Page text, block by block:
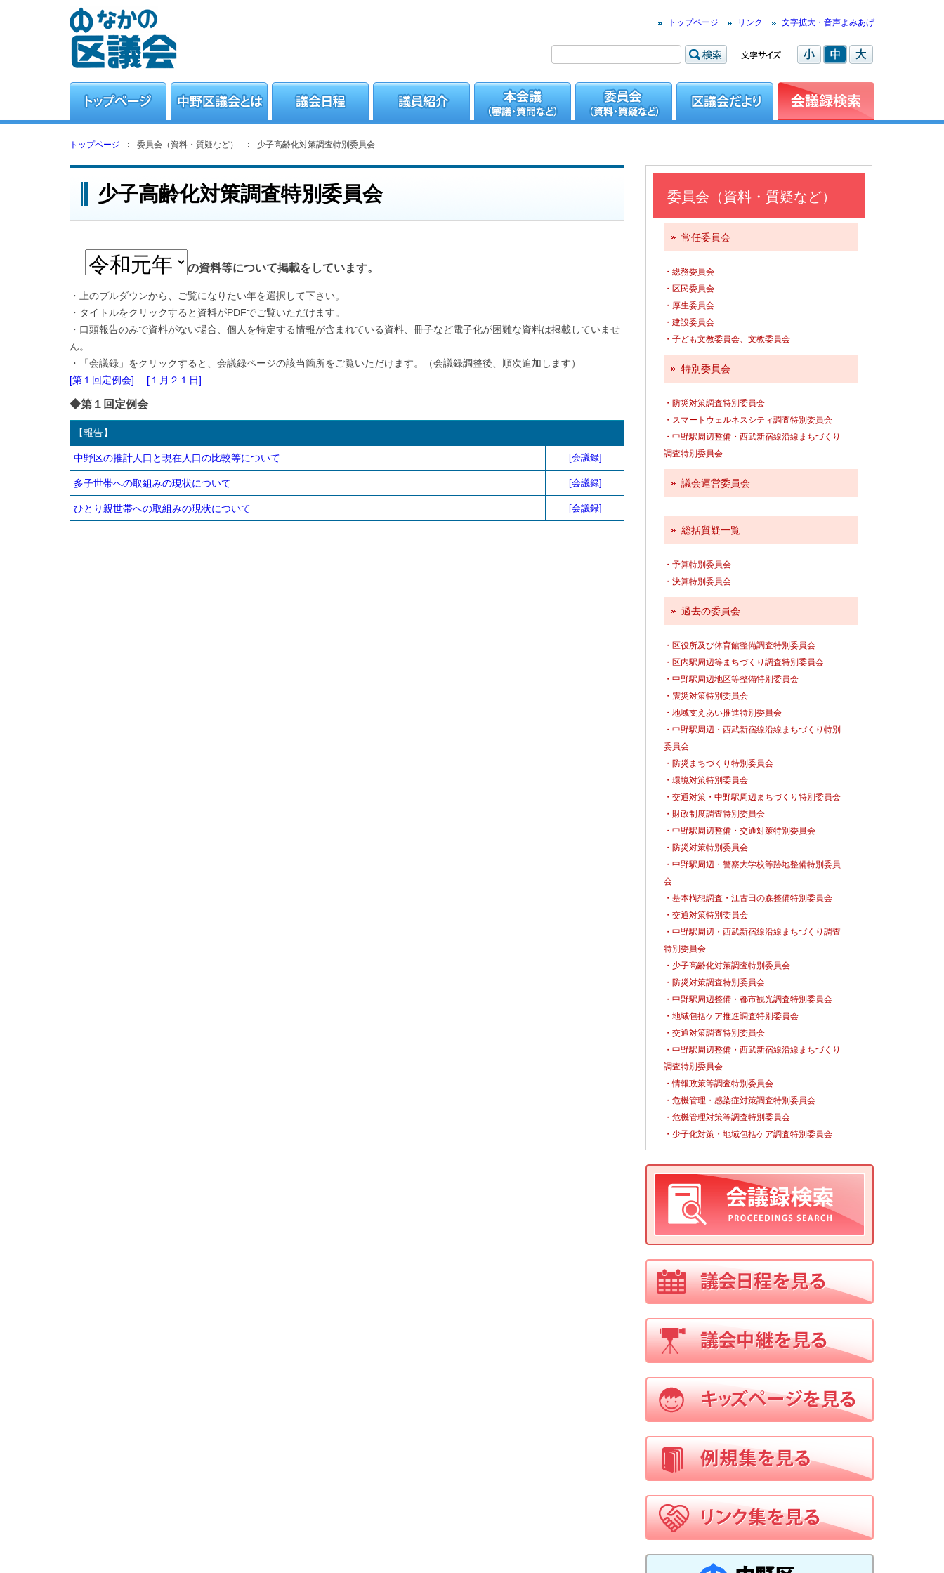
トップページ リンク 文字拡大・音声よみあげ
トップページ 委員会（資料・質疑など） 少子高齢化対策調査特別委員会
少子高齢化対策調査特別委員会
の資料等について掲載をしています。
・上のプルダウンから、ご覧になりたい年を選択して下さい。
・タイトルをクリックすると資料がPDFでご覧いただけます。
・口頭報告のみで資料がない場合、個人を特定する情報が含まれている資料、冊子など電子化が困難な資料は掲載していませ
ん。
・「会議録」をクリックすると、会議録ページの該当箇所をご覧いただけます。（会議録調整後、順次追加します）
[第１回定例会]
[１月２１日]
◆第１回定例会
【報告】
中野区の推計人口と現在人口の比較等について [会議録]
多子世帯への取組みの現状について [会議録]
ひとり親世帯への取組みの現状について [会議録]
委員会（資料・質疑など）
常任委員会
・総務委員会
・区民委員会
・厚生委員会
・建設委員会
・子ども文教委員会、文教委員会
特別委員会
・防災対策調査特別委員会
・スマートウェルネスシティ調査特別委員会
・中野駅周辺整備・西武新宿線沿線まちづくり
調査特別委員会
議会運営委員会
総括質疑一覧
・予算特別委員会
・決算特別委員会
過去の委員会
・区役所及び体育館整備調査特別委員会
・区内駅周辺等まちづくり調査特別委員会
・中野駅周辺地区等整備特別委員会
・震災対策特別委員会
・地域支えあい推進特別委員会
・中野駅周辺・西武新宿線沿線まちづくり特別
委員会
・防災まちづくり特別委員会
・環境対策特別委員会
・交通対策・中野駅周辺まちづくり特別委員会
・財政制度調査特別委員会
・中野駅周辺整備・交通対策特別委員会
・防災対策特別委員会
・中野駅周辺・警察大学校等跡地整備特別委員
会
・基本構想調査・江古田の森整備特別委員会
・交通対策特別委員会
・中野駅周辺・西武新宿線沿線まちづくり調査
特別委員会
・少子高齢化対策調査特別委員会
・防災対策調査特別委員会
・中野駅周辺整備・都市観光調査特別委員会
・地域包括ケア推進調査特別委員会
・交通対策調査特別委員会
・中野駅周辺整備・西武新宿線沿線まちづくり
調査特別委員会
・情報政策等調査特別委員会
・危機管理・感染症対策調査特別委員会
・危機管理対策等調査特別委員会
・少子化対策・地域包括ケア調査特別委員会